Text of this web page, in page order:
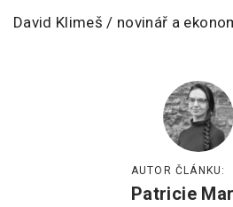
David Klimeš / novinář a
AUTOR ČLÁNKU:
Patricie